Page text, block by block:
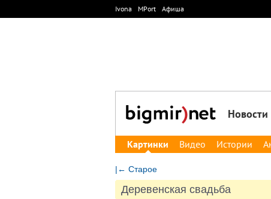
Ivona MPort Афиша
Новости
Картинки Видео Истории
|← Старое
Деревенская свадьба